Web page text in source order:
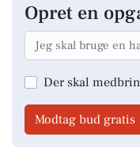
Opret en
Der skal
Modtag bud gratis